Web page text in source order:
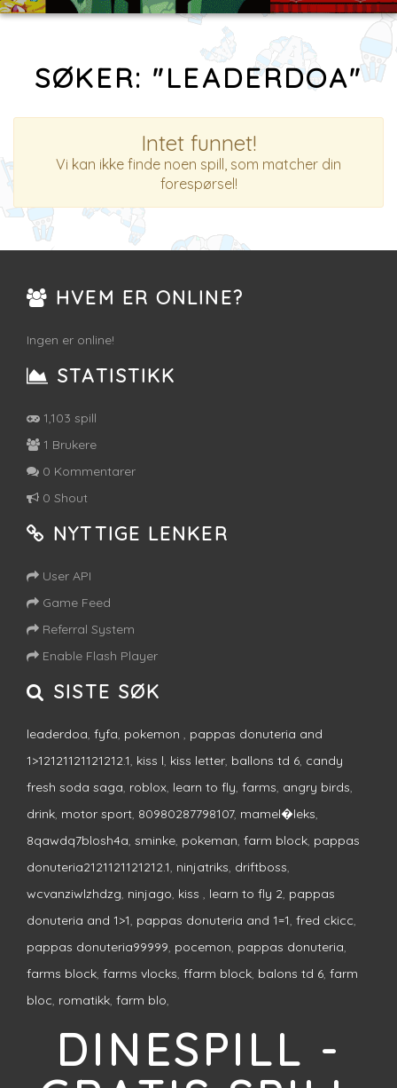
SØKER: "LEADERDOA"
Intet funnet!
Vi kan ikke finde noen spill, som matcher din
forespørsel!
HVEM ER ONLINE?
Ingen er online!
STATISTIKK
1,103 spill
1 Brukere
0 Kommentarer
0 Shout
NYTTIGE LENKER
User API
Game Feed
Referral System
Enable Flash Player
SISTE SØK
leaderdoa, fyfa, pokemon , pappas donuteria and
1>12121121121212.1, kiss l, kiss letter, ballons td 6, candy
fresh soda saga, roblox, learn to fly, farms, angry birds,
drink, motor sport, 80980287798107, mamel�leks,
8qawdq7blosh4a, sminke, pokeman, farm block, pappas
donuteria2121121121212.1, ninjatriks, driftboss,
wcvanziwlzhdzg, ninjago, kiss , learn to fly 2, pappas
donuteria and 1>1, pappas donuteria and 1=1, fred ckicc,
pappas donuteria99999, pocemon, pappas donuteria,
farms block, farms vlocks, ffarm block, balons td 6, farm
bloc, romatikk, farm blo,
DINESPILL -